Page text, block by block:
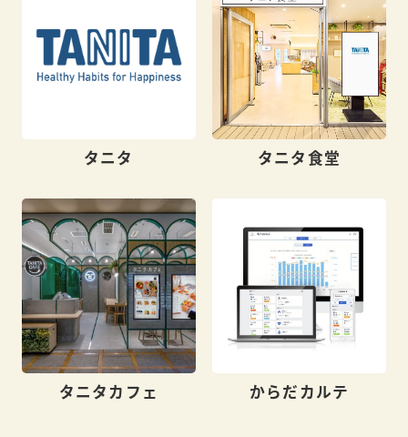
タニタ タニタ食堂
タニタカフェ からだカルテ